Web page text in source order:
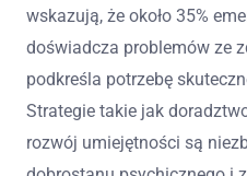
wskazują, że około 35%
doświadcza problemów ze
podkreśla potrzebę
Strategie takie jak
rozwój umiejętności są